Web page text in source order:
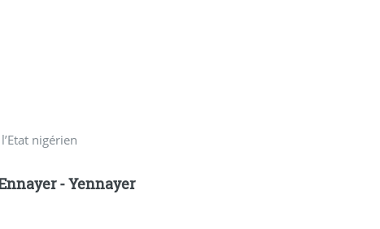
nigérien
- Yennayer